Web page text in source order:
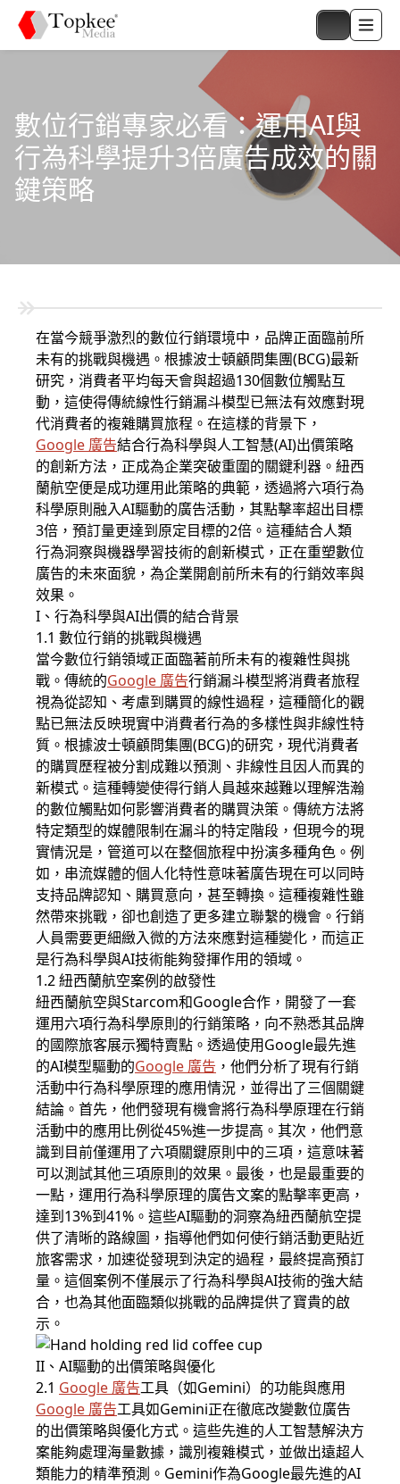
數位行銷專家必看：運用AI與
行為科學提升3倍廣告成效的關
鍵策略
在當今競爭激烈的數位行銷環境中，品牌正面臨前所
未有的挑戰與機遇。根據波士頓顧問集團(BCG)最新
研究，消費者平均每天會與超過130個數位觸點互
動，這使得傳統線性行銷漏斗模型已無法有效應對現
代消費者的複雜購買旅程。在這樣的背景下，
Google 廣告結合行為科學與人工智慧(AI)出價策略
的創新方法，正成為企業突破重圍的關鍵利器。紐西
蘭航空便是成功運用此策略的典範，透過將六項行為
科學原則融入AI驅動的廣告活動，其點擊率超出目標
3倍，預訂量更達到原定目標的2倍。這種結合人類
行為洞察與機器學習技術的創新模式，正在重塑數位
廣告的未來面貌，為企業開創前所未有的行銷效率與
效果。
I、行為科學與AI出價的結合背景
1.1 數位行銷的挑戰與機遇
當今數位行銷領域正面臨著前所未有的複雜性與挑
戰。傳統的Google 廣告行銷漏斗模型將消費者旅程
視為從認知、考慮到購買的線性過程，這種簡化的觀
點已無法反映現實中消費者行為的多樣性與非線性特
質。根據波士頓顧問集團(BCG)的研究，現代消費者
的購買歷程被分割成難以預測、非線性且因人而異的
新模式。這種轉變使得行銷人員越來越難以理解浩瀚
的數位觸點如何影響消費者的購買決策。傳統方法將
特定類型的媒體限制在漏斗的特定階段，但現今的現
實情況是，管道可以在整個旅程中扮演多種角色。例
如，串流媒體的個人化特性意味著廣告現在可以同時
支持品牌認知、購買意向，甚至轉換。這種複雜性雖
然帶來挑戰，卻也創造了更多建立聯繫的機會。行銷
人員需要更細緻入微的方法來應對這種變化，而這正
是行為科學與AI技術能夠發揮作用的領域。
1.2 紐西蘭航空案例的啟發性
紐西蘭航空與Starcom和Google合作，開發了一套
運用六項行為科學原則的行銷策略，向不熟悉其品牌
的國際旅客展示獨特賣點。透過使用Google最先進
的AI模型驅動的Google 廣告 ，他們分析了現有行銷
活動中行為科學原理的應用情況，並得出了三個關鍵
結論。首先，他們發現有機會將行為科學原理在行銷
活動中的應用比例從45%進一步提高。其次，他們意
識到目前僅運用了六項關鍵原則中的三項，這意味著
可以測試其他三項原則的效果。最後，也是最重要的
一點，運用行為科學原理的廣告文案的點擊率更高，
達到13%到41%。這些AI驅動的洞察為紐西蘭航空提
供了清晰的路線圖，指導他們如何使行銷活動更貼近
旅客需求，加速從發現到決定的過程，最終提高預訂
量。這個案例不僅展示了行為科學與AI技術的強大結
合，也為其他面臨類似挑戰的品牌提供了寶貴的啟
示。
II、AI驅動的出價策略與優化
2.1 Google 廣告工具（如Gemini）的功能與應用
Google 廣告工具如Gemini正在徹底改變數位廣告
的出價策略與優化方式。這些先進的人工智慧解決方
案能夠處理海量數據，識別複雜模式，並做出遠超人
類能力的精準預測。Gemini作為Google最先進的AI